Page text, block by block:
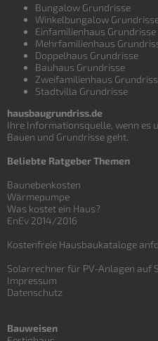
Bungalow Grundrisse
Winkelbungalow
Einfamilienhaus Grundrisse
Mehrfamilienhaus
Doppelhaus Grundrisse
Bauhaus Grundrisse
Zweifamilienhaus
Stadtvilla Grundrisse
hausbaugrundriss.de
Ihre Informationsquelle, wenn es
Bauen und Grundrisse geht.
Beliebte Ratgeber Themen
Baunebenkosten
Wärmepumpe
Was kostet ein Haus?
EnEv 2014/2016
Kostenfreie Hausbaukataloge
Solarrechner für PV-Anlagen auf
Impressum
Datenschutz
Bauweisen